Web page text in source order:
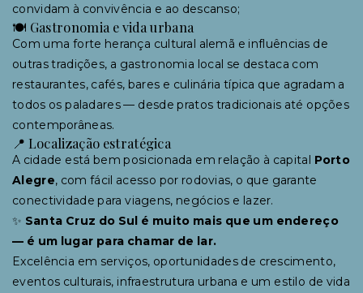
convidam à convivência e ao descanso;
🍽 Gastronomia e vida urbana
Com uma forte herança cultural alemã e influências de
outras tradições, a gastronomia local se destaca com
restaurantes, cafés, bares e culinária típica que agradam a
todos os paladares — desde pratos tradicionais até opções
contemporâneas.
📍 Localização estratégica
A cidade está bem posicionada em relação à capital Porto
Alegre, com fácil acesso por rodovias, o que garante
conectividade para viagens, negócios e lazer.
✨ Santa Cruz do Sul é muito mais que um endereço
— é um lugar para chamar de lar.
Excelência em serviços, oportunidades de crescimento,
eventos culturais, infraestrutura urbana e um estilo de vida